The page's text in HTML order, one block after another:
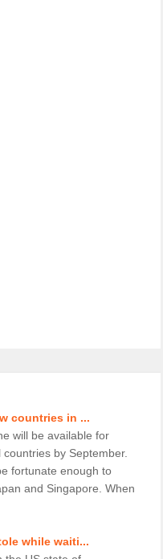
countries in ...
will be available for
by September.
fortunate enough to
and Singapore. When
while waiti...